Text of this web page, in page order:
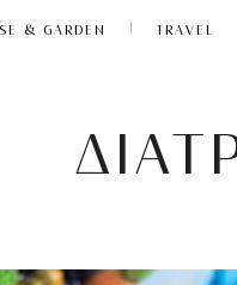
& GARDEN TRAVEL